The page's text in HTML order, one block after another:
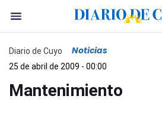
Diario de Cuyo Noticias
25 de abril de 2009 - 00:00
Mantenimiento